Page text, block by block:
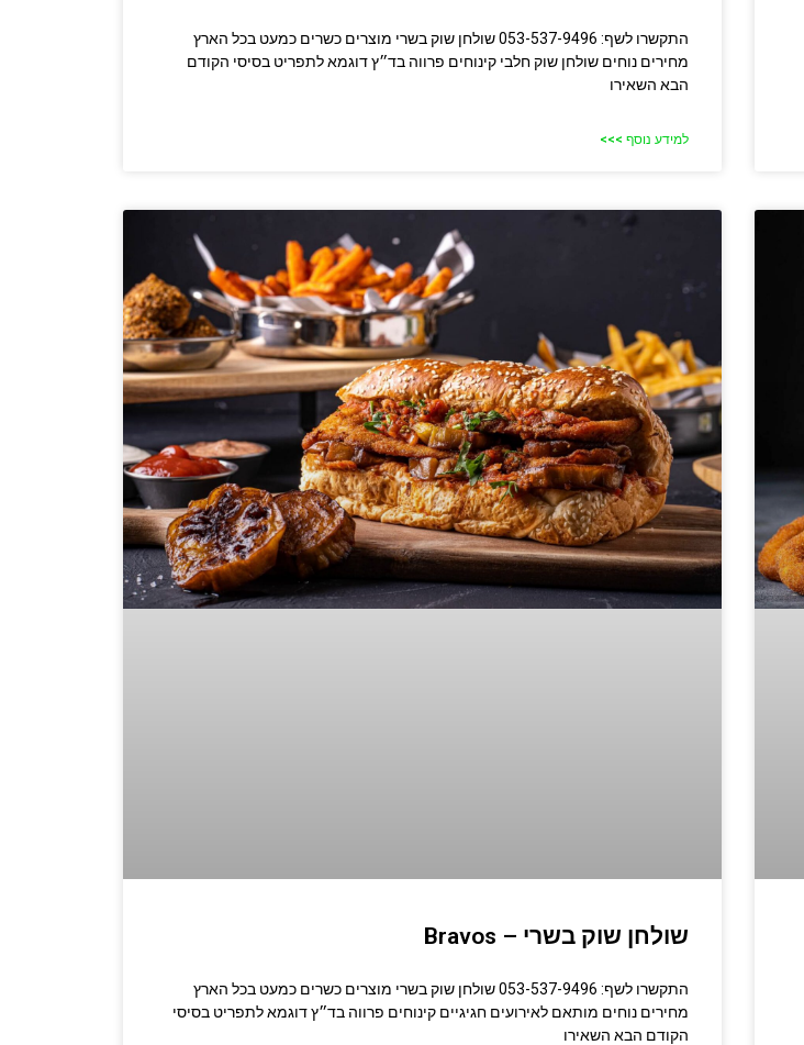
התקשרו לשף: 053-537-9496 שולחן שוק בשרי מוצרים כשרים כמעט בכל הארץ
מחירים נוחים שולחן שוק חלבי​ קינוחים פרווה בד״ץ דוגמא לתפריט בסיסי הקודם
הבא השאירו
למידע נוסף >>>
שולחן שוק בשרי – Bravos
התקשרו לשף: 053-537-9496 שולחן שוק בשרי מוצרים כשרים כמעט בכל הארץ
מחירים נוחים מותאם לאירועים חגיגיים קינוחים פרווה בד״ץ דוגמא לתפריט בסיסי
הקודם הבא השאירו